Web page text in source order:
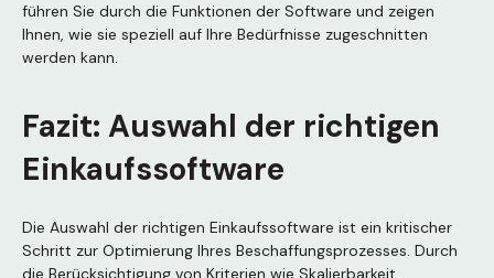
führen Sie durch die Funktionen der Software und zeigen
Ihnen, wie sie speziell auf Ihre Bedürfnisse zugeschnitten
werden kann.
Fazit: Auswahl der richtigen
Einkaufssoftware
Die Auswahl der richtigen Einkaufssoftware ist ein kritischer
Schritt zur Optimierung Ihres Beschaffungsprozesses. Durch
die Berücksichtigung von Kriterien wie Skalierbarkeit,